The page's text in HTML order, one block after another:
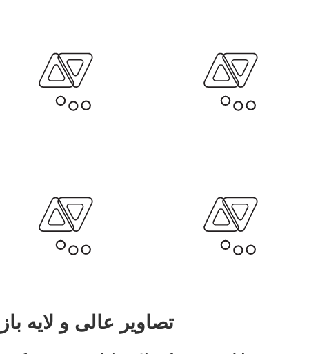
تصاویر عالی و لایه باز